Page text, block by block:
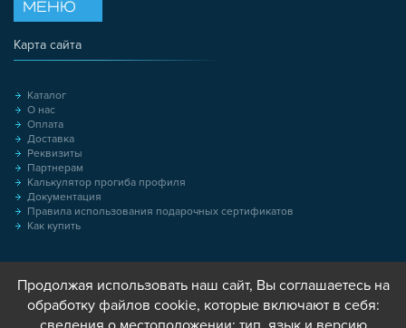
МЕНЮ
Карта сайта
Каталог
О нас
Оплата
Доставка
Реквизиты
Партнерам
Калькулятор прогиба профиля
Документация
Правила использования подарочных сертификатов
Как купить
Продолжая использовать наш сайт, Вы соглашаетесь на
обработку файлов cookie, которые включают в себя: